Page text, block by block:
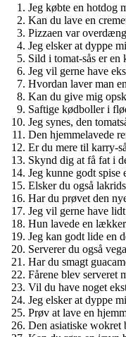
Jeg købte en hotdog
Kan du lave en
Pizzaen var
Jeg elsker at dyppe
Sild i tomat-sås er en
Jeg vil gerne have
Hvordan laver man
Kan du give mig
Saftige kødboller i
Jeg synes, den
Den hjemmelavede
Er du mere til karry-
Skynd dig at få fat i
Jeg kunne godt spise
Elsker du også
Har du prøvet den
Jeg vil gerne have
Hun lavede en
Jeg kan godt lide en
Serverer du også
Har du smagt
Fårene blev serveret
Vil du have noget
Jeg elsker at dyppe
Prøv at lave en
Den asiatiske wokret